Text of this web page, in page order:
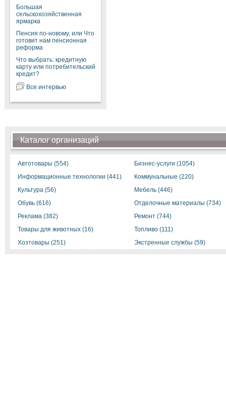
Большая
сельскохозяйственная
ярмарка
Пенсия по-новому, или Что
готовит нам пенсионная
реформа
Что выбрать: кредитную
карту или потребительский
кредит?
Все интервью
Каталог организаций
Автотовары (554)
Бизнес-услуги (1054)
Информационные технологии (441)
Коммунальные (220)
Культура (56)
Мебель (446)
Обувь (616)
Отделочные материалы (734)
Реклама (382)
Ремонт (744)
Товары для животных (16)
Топливо (111)
Хозтовары (251)
Экстренные службы (59)